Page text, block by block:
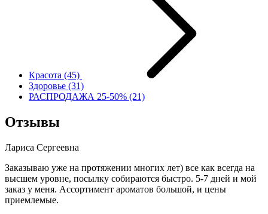
Красота (45)
Здоровье (31)
РАСПРОДАЖА 25-50% (21)
Отзывы
Лариса Сергеевна
Заказываю уже на протяжении многих лет) все как всегда на
высшем уровне, посылку собираются быстро. 5-7 дней и мой
заказ у меня. Ассортимент ароматов большой, и цены
приемлемые.